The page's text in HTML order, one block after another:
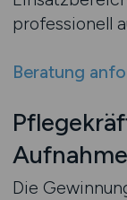
professionell
Beratung
Die